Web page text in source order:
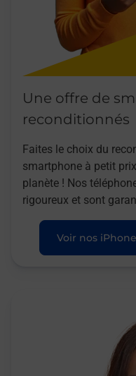
Une offre de
reconditionnés
Faites le choix du
smartphone à petit
planète ! Nos
rigoureux et sont
Voir nos